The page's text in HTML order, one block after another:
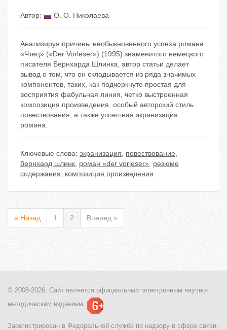
Автор: О. О. Николаева
Анализируя причины необыкновенного успеха романа
«Чтец» («Der Vorleser») (1995) знаменитого немецкого
писателя Бернхарда Шлинка, автор статьи делает
вывод о том, что он складывается из ряда значимых
компонентов, таких, как подчеркнуто простая для
восприятия фабульная линия, четко выстроенная
композиция произведения, особый авторский стиль
повествования, а также успешная экранизация
романа.
Ключевые слова: экранизация, повествование,
бернхард шлинк, роман «der vorleser», резюме
содержания, композиция произведения
« Назад 1 2 Вперед »
© 2008-2026, Сайт является официальным электронным научно-
методическим изданием.
Зарегистрирован в Федеральной службе по надзору в сфере связи,